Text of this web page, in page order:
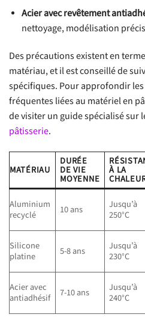
Acier avec revêtement
nettoyage, modélisation
Des précautions existent en
matériau, et il est conseillé de
spécifiques. Pour approfondir
fréquentes liées au matériel en
de visiter un guide spécialisé sur
pâtisserie.
MATÉRIAU
DURÉE
DE VIE
MOYENNE
À LA
Aluminium
recyclé
10 ans
Jusqu’à
250°C
Silicone
platine
5-8 ans
Jusqu’à
230°C
Acier avec
antiadhésif
7-10 ans
Jusqu’à
240°C